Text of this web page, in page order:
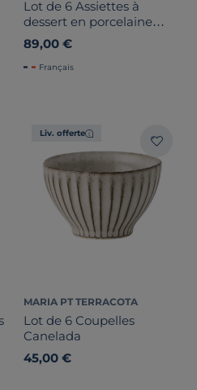
Lot de 6 Assiettes à
dessert en porcelaine
Plissé
89,00 €
Français
Liv. offerte
MARIA PT TERRACOTA
Lot de 6 Coupelles
Canelada
45,00 €